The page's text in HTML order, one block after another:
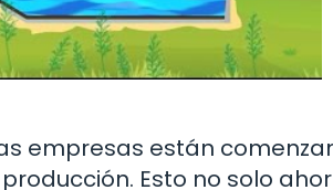
empresas están
Esto no solo